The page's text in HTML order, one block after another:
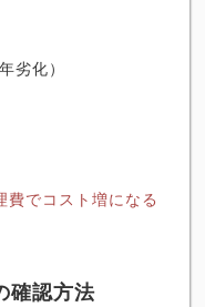
劣化）
でコスト増になる
確認方法